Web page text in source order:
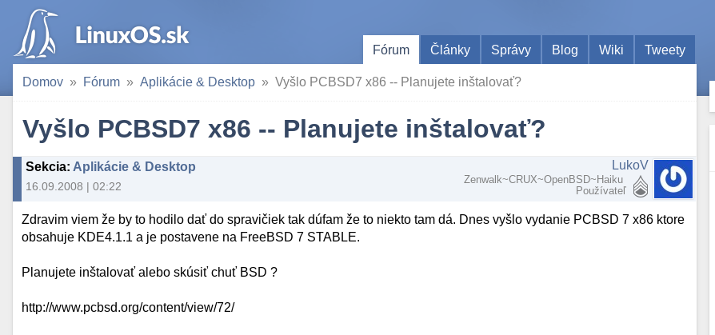
Fórum
Články Správy Blog Wiki Tweety
Domov Fórum Aplikácie & Desktop Vyšlo PCBSD7 x86 -- Planujete inštalovať?
Vyšlo PCBSD7 x86 -- Planujete inštalovať?
Sekcia: Aplikácie & Desktop
16.09.2008 | 02:22
LukoV
Zenwalk~CRUX~OpenBSD~Haiku
Používateľ
Zdravim viem že by to hodilo dať do spravičiek tak dúfam že to niekto tam dá. Dnes vyšlo vydanie PCBSD 7 x86 ktore
obsahuje KDE4.1.1 a je postavene na FreeBSD 7 STABLE.
Planujete inštalovať alebo skúsiť chuť BSD ?
http://www.pcbsd.org/content/view/72/